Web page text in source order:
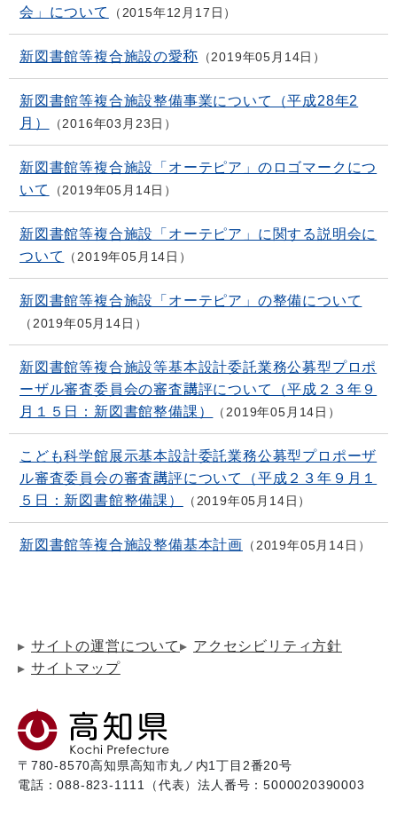
会」について
2015年12月17日
新図書館等複合施設の愛称 2019年05月14日
新図書館等複合施設整備事業について（平成28年2
月）
2016年03月23日
新図書館等複合施設「オーテピア」のロゴマークにつ
いて
2019年05月14日
新図書館等複合施設「オーテピア」に関する説明会に
ついて
2019年05月14日
新図書館等複合施設「オーテピア」の整備について
2019年05月14日
新図書館等複合施設等基本設計委託業務公募型プロポ
ーザル審査委員会の審査講評について（平成２３年９
月１５日：新図書館整備課）
2019年05月14日
こども科学館展示基本設計委託業務公募型プロポーザ
ル審査委員会の審査講評について（平成２３年９月１
５日：新図書館整備課）
2019年05月14日
新図書館等複合施設整備基本計画 2019年05月14日
サイトの運営について
アクセシビリティ方針
サイトマップ
〒780-8570高知県高知市丸ノ内1丁目2番20号
電話：088-823-1111（代表）法人番号：5000020390003